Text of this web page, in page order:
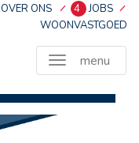
OVER ONS 4 JOBS
WOONVASTGOED
menu